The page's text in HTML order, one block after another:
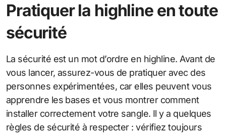
Pratiquer la highline en toute
sécurité
La sécurité est un mot d’ordre en highline. Avant de
vous lancer, assurez-vous de pratiquer avec des
personnes expérimentées, car elles peuvent vous
apprendre les bases et vous montrer comment
installer correctement votre sangle. Il y a quelques
règles de sécurité à respecter : vérifiez toujours